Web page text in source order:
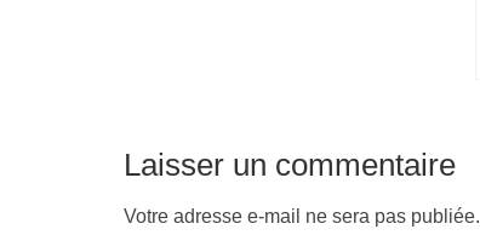
Laisser un commentaire
Votre adresse e-mail ne sera pas publiée.